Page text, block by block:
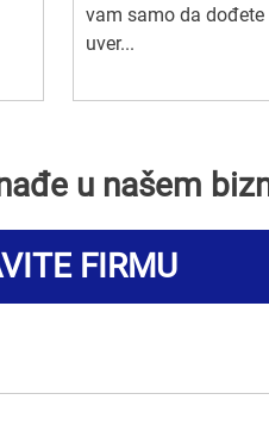
vam samo da dođete
uver...
u našem
FIRMU